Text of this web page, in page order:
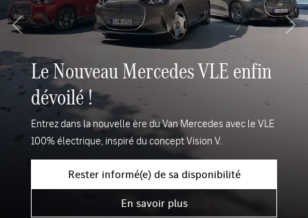
Le Nouveau Mercedes VLE enfin
dévoilé !
Entrez dans la nouvelle ère du Van Mercedes avec le VLE
100% électrique, inspiré du concept Vision V.
Rester informé(e) de sa disponibilité
En savoir plus
Previous